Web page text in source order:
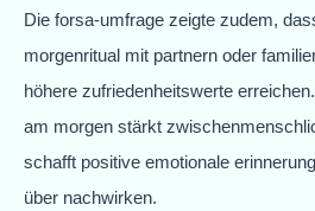
Die forsa-umfrage zeigte zudem,
morgenritual mit partnern oder
höhere zufriedenheitswerte
am morgen stärkt
schafft positive emotionale
über nachwirken.